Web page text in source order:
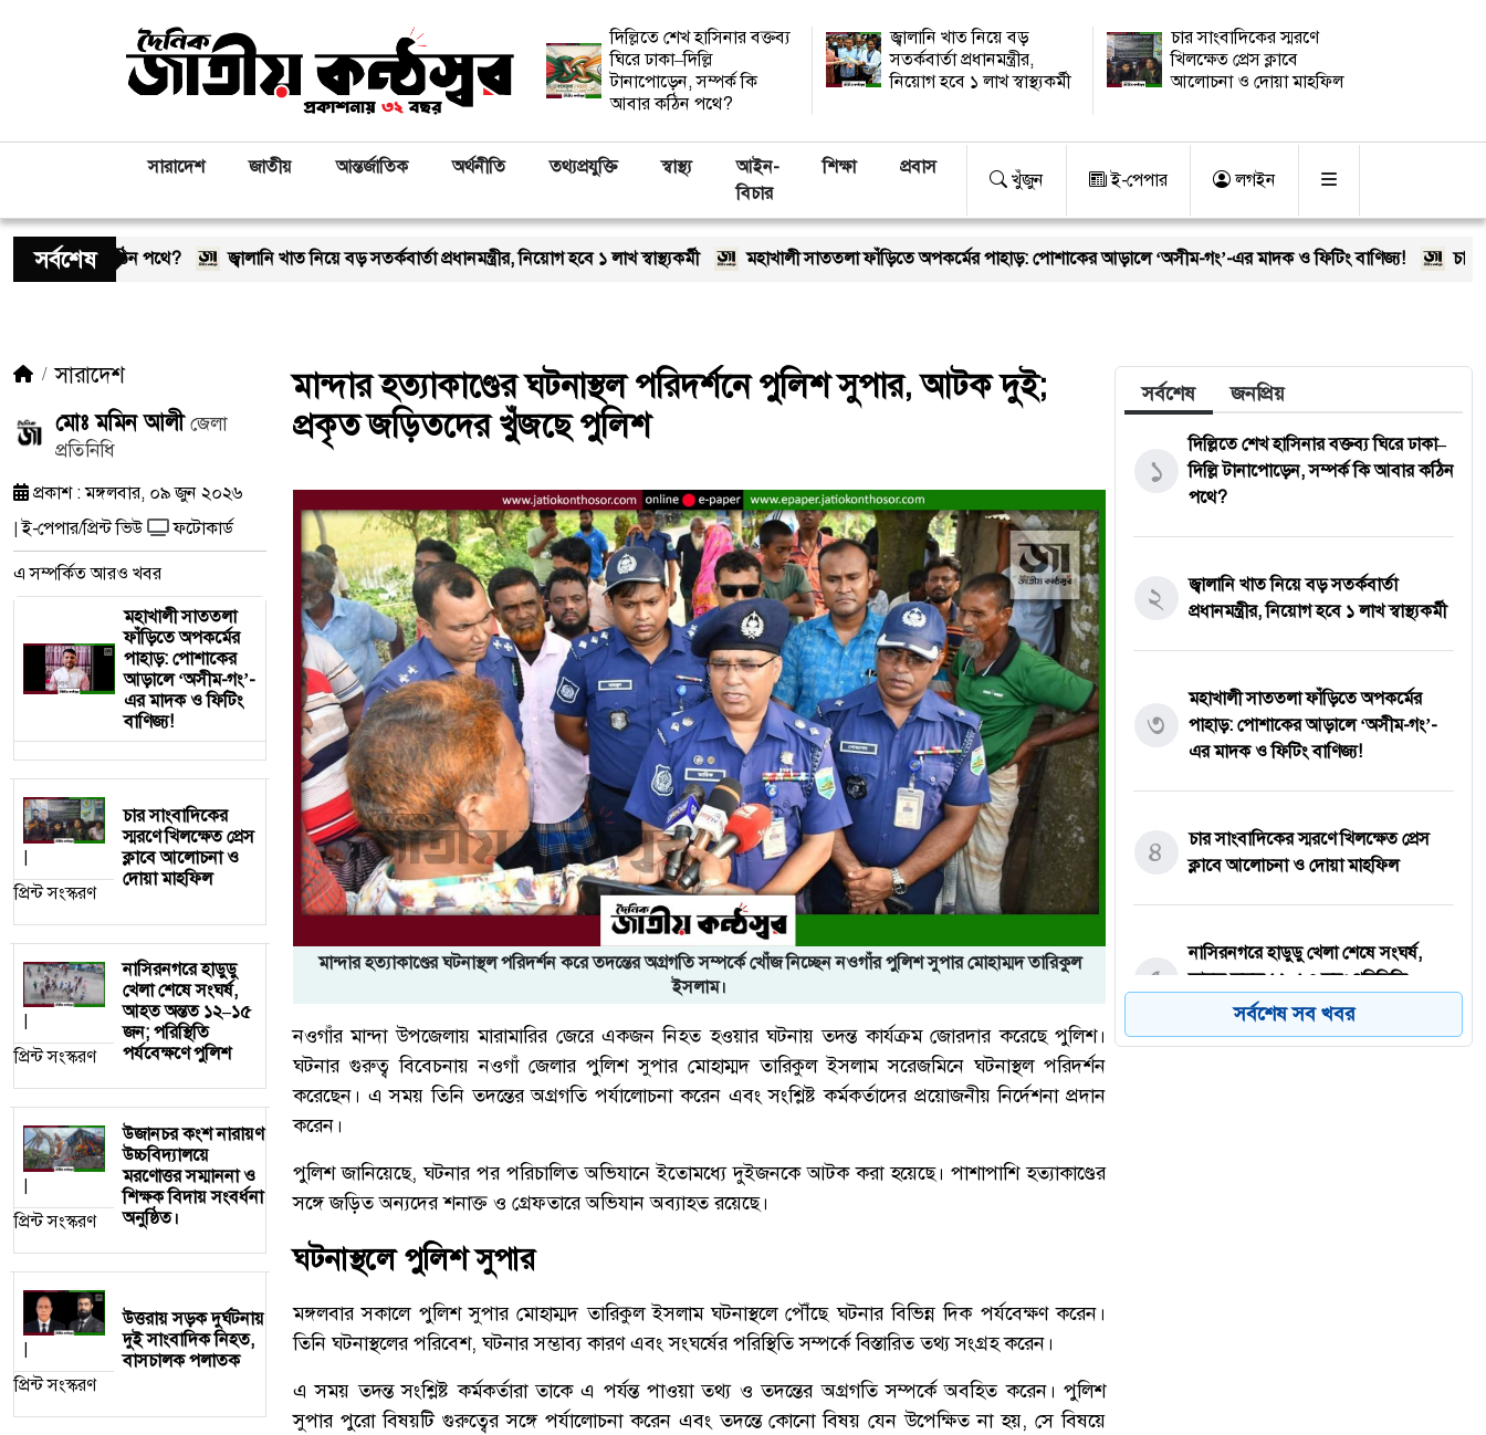
দিল্লিতে শেখ হাসিনার বক্তব্য
ঘিরে ঢাকা–দিল্লি
টানাপোড়েন, সম্পর্ক কি
আবার কঠিন পথে?
জ্বালানি খাত নিয়ে বড়
সতর্কবার্তা প্রধানমন্ত্রীর,
নিয়োগ হবে ১ লাখ স্বাস্থ্যকর্মী
চার সাংবাদিকের স্মরণে
খিলক্ষেত প্রেস ক্লাবে
আলোচনা ও দোয়া মাহফিল
সারাদেশ জাতীয় আন্তর্জাতিক অর্থনীতি তথ্যপ্রযুক্তি স্বাস্থ্য
আইন-
বিচার
শিক্ষা প্রবাস
খুঁজুন ই-পেপার লগইন
সর্বশেষ
পথে? জ্বালানি খাত নিয়ে বড় সতর্কবার্তা প্রধানমন্ত্রীর, নিয়োগ হবে ১ লাখ স্বাস্থ্যকর্মী মহাখালী সাততলা ফাঁড়িতে অপকর্মের পাহাড়: পোশাকের আড়ালে ‘অসীম-গং’-এর মাদক ও ফিটিং বাণিজ্য! চার সাংবাদিকের
সারাদেশ
মোঃ মমিন আলীজেলা
প্রতিনিধি
প্রকাশ : মঙ্গলবার, ০৯ জুন ২০২৬
| ই-পেপার/প্রিন্ট ভিউ
ফটোকার্ড
এ সম্পর্কিত আরও খবর
মহাখালী সাততলা
ফাঁড়িতে অপকর্মের
পাহাড়: পোশাকের
আড়ালে ‘অসীম-গং’-
এর মাদক ও ফিটিং
বাণিজ্য!
|
প্রিন্ট সংস্করণ
চার সাংবাদিকের
স্মরণে খিলক্ষেত প্রেস
ক্লাবে আলোচনা ও
দোয়া মাহফিল
|
প্রিন্ট সংস্করণ
নাসিরনগরে হাডুডু
খেলা শেষে সংঘর্ষ,
আহত অন্তত ১২–১৫
জন; পরিস্থিতি
পর্যবেক্ষণে পুলিশ
|
প্রিন্ট সংস্করণ
উজানচর কংশ নারায়ণ
উচ্চবিদ্যালয়ে
মরণোত্তর সম্মাননা ও
শিক্ষক বিদায় সংবর্ধনা
অনুষ্ঠিত।
|
প্রিন্ট সংস্করণ
উত্তরায় সড়ক দুর্ঘটনায়
দুই সাংবাদিক নিহত,
বাসচালক পলাতক
মান্দার হত্যাকাণ্ডের ঘটনাস্থল পরিদর্শনে পুলিশ সুপার, আটক দুই;
প্রকৃত জড়িতদের খুঁজছে পুলিশ
মান্দার হত্যাকাণ্ডের ঘটনাস্থল পরিদর্শন করে তদন্তের অগ্রগতি সম্পর্কে খোঁজ নিচ্ছেন নওগাঁর পুলিশ সুপার মোহাম্মদ তারিকুল
ইসলাম।
নওগাঁর মান্দা উপজেলায় মারামারির জেরে একজন নিহত হওয়ার ঘটনায় তদন্ত কার্যক্রম জোরদার করেছে পুলিশ।
ঘটনার গুরুত্ব বিবেচনায় নওগাঁ জেলার পুলিশ সুপার মোহাম্মদ তারিকুল ইসলাম সরেজমিনে ঘটনাস্থল পরিদর্শন
করেছেন। এ সময় তিনি তদন্তের অগ্রগতি পর্যালোচনা করেন এবং সংশ্লিষ্ট কর্মকর্তাদের প্রয়োজনীয় নির্দেশনা প্রদান
করেন।
পুলিশ জানিয়েছে, ঘটনার পর পরিচালিত অভিযানে ইতোমধ্যে দুইজনকে আটক করা হয়েছে। পাশাপাশি হত্যাকাণ্ডের
সঙ্গে জড়িত অন্যদের শনাক্ত ও গ্রেফতারে অভিযান অব্যাহত রয়েছে।
ঘটনাস্থলে পুলিশ সুপার
মঙ্গলবার সকালে পুলিশ সুপার মোহাম্মদ তারিকুল ইসলাম ঘটনাস্থলে পৌঁছে ঘটনার বিভিন্ন দিক পর্যবেক্ষণ করেন।
তিনি ঘটনাস্থলের পরিবেশ, ঘটনার সম্ভাব্য কারণ এবং সংঘর্ষের পরিস্থিতি সম্পর্কে বিস্তারিত তথ্য সংগ্রহ করেন।
এ সময় তদন্ত সংশ্লিষ্ট কর্মকর্তারা তাকে এ পর্যন্ত পাওয়া তথ্য ও তদন্তের অগ্রগতি সম্পর্কে অবহিত করেন। পুলিশ
সুপার পুরো বিষয়টি গুরুত্বের সঙ্গে পর্যালোচনা করেন এবং তদন্তে কোনো বিষয় যেন উপেক্ষিত না হয়, সে বিষয়ে
সর্বশেষ জনপ্রিয়
১
দিল্লিতে শেখ হাসিনার বক্তব্য ঘিরে ঢাকা–
দিল্লি টানাপোড়েন, সম্পর্ক কি আবার কঠিন
পথে?
২
জ্বালানি খাত নিয়ে বড় সতর্কবার্তা
প্রধানমন্ত্রীর, নিয়োগ হবে ১ লাখ স্বাস্থ্যকর্মী
৩
মহাখালী সাততলা ফাঁড়িতে অপকর্মের
পাহাড়: পোশাকের আড়ালে ‘অসীম-গং’-
এর মাদক ও ফিটিং বাণিজ্য!
৪
চার সাংবাদিকের স্মরণে খিলক্ষেত প্রেস
ক্লাবে আলোচনা ও দোয়া মাহফিল
৫
নাসিরনগরে হাডুডু খেলা শেষে সংঘর্ষ,
আহত অন্তত ১২–১৫ জন; পরিস্থিতি
পর্যবেক্ষণে পুলিশ
সর্বশেষ সব খবর